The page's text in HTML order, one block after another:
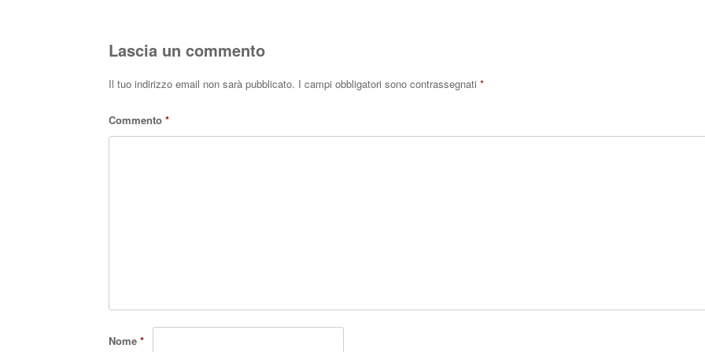
Lascia un commento
Il tuo indirizzo email non sarà pubblicato. I campi obbligatori sono contrassegnati *
Commento *
Nome *